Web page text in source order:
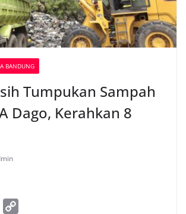
BANDUNG
Tumpukan Sampah
Dago, Kerahkan 8
W